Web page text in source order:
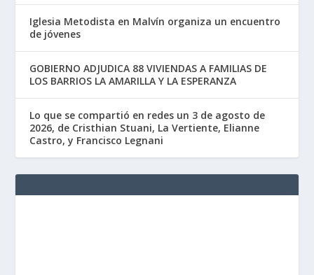
Iglesia Metodista en Malvín organiza un encuentro
de jóvenes
GOBIERNO ADJUDICA 88 VIVIENDAS A FAMILIAS DE
LOS BARRIOS LA AMARILLA Y LA ESPERANZA
Lo que se compartió en redes un 3 de agosto de
2026, de Cristhian Stuani, La Vertiente, Elianne
Castro, y Francisco Legnani